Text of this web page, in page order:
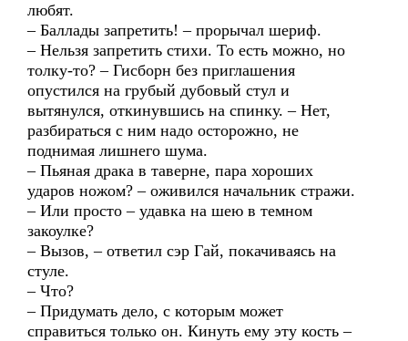
любят.
– Баллады запретить! – прорычал шериф.
– Нельзя запретить стихи. То есть можно, но
толку-то? – Гисборн без приглашения
опустился на грубый дубовый стул и
вытянулся, откинувшись на спинку. – Нет,
разбираться с ним надо осторожно, не
поднимая лишнего шума.
– Пьяная драка в таверне, пара хороших
ударов ножом? – оживился начальник стражи.
– Или просто – удавка на шею в темном
закоулке?
– Вызов, – ответил сэр Гай, покачиваясь на
стуле.
– Что?
– Придумать дело, с которым может
справиться только он. Кинуть ему эту кость –